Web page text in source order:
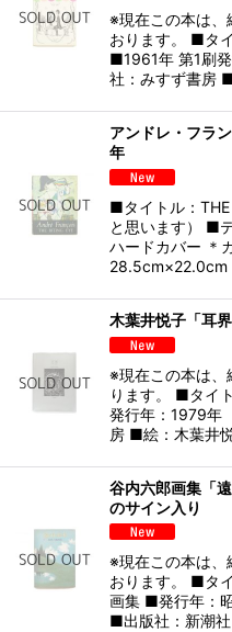
※現在この本は、
おります。 ■タ
■1961年 第1刷
社：みすず書房
アンドレ・フラ
年
■タイトル：
と思います） ■
ハードカバー ＊
木葉井悦子「耳
※現在この本は、
ります。 ■タイ
発行年：1979
房 ■絵：木葉井
谷内六郎画集「
のサイン入り
※現在この本は、
おります。 ■タ
画集 ■発行年：
■出版社：新潮